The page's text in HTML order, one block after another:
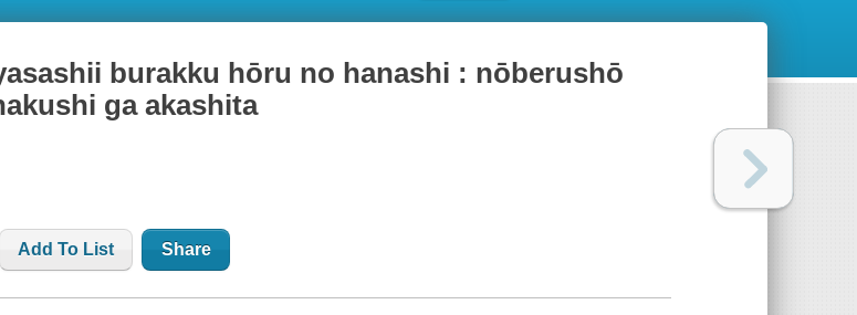
burakku hōru no hanashi : nōberushō
ga akashita
Add To List Share